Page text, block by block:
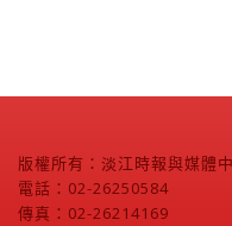
版權所有：淡江時報與媒體
電話：02-26250584
傳真：02-26214169